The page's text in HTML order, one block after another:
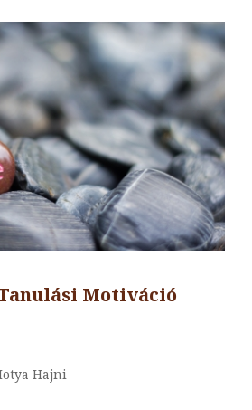
Motiváció
Hajni